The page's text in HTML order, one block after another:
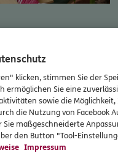
Option,
auf oder schließen Sie
klicken, stimmen Sie der
ermöglichen Sie eine
sowie die
die Nutzung von Facebook
maßgeschneiderte
den Button "Tool-
Impressum